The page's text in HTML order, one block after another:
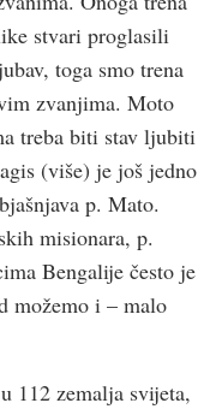
stvari proglasili
toga smo trena
zvanjima. Moto
treba biti stav ljubiti
(više) je još jedno
p. Mato.
misionara, p.
Bengalije često je
možemo i – malo
112 zemalja svijeta,